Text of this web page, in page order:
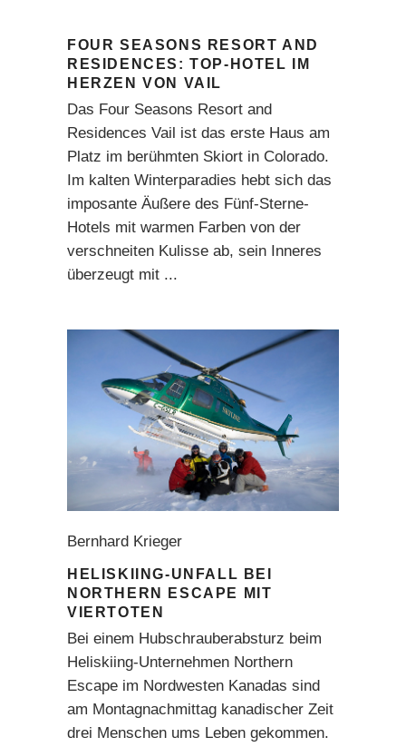
FOUR SEASONS RESORT AND
RESIDENCES: TOP-HOTEL IM
HERZEN VON VAIL
Das Four Seasons Resort and
Residences Vail ist das erste Haus am
Platz im berühmten Skiort in Colorado.
Im kalten Winterparadies hebt sich das
imposante Äußere des Fünf-Sterne-
Hotels mit warmen Farben von der
verschneiten Kulisse ab, sein Inneres
überzeugt mit
Bernhard Krieger
HELISKIING-UNFALL BEI
NORTHERN ESCAPE MIT
VIERTOTEN
Bei einem Hubschrauberabsturz beim
Heliskiing-Unternehmen Northern
Escape im Nordwesten Kanadas sind
am Montagnachmittag kanadischer Zeit
drei Menschen ums Leben gekommen.